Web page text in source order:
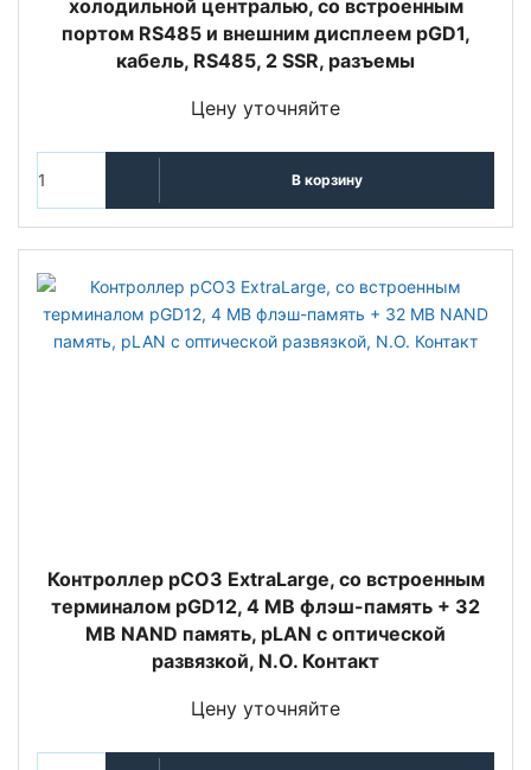
холодильной централью, со встроенным
портом RS485 и внешним дисплеем pGD1,
кабель, RS485, 2 SSR, разъемы
Цену уточняйте
В корзину
Контроллер pCO3 ExtraLarge, со встроенным
терминалом pGD12, 4 MB флэш-память + 32
MB NAND память, pLAN с оптической
развязкой, N.O. Контакт
Цену уточняйте